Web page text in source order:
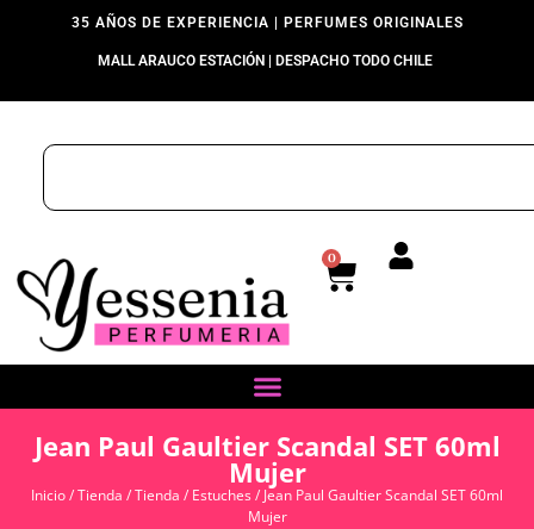
35 AÑOS DE EXPERIENCIA | PERFUMES ORIGINALES
MALL ARAUCO ESTACIÓN | DESPACHO TODO CHILE
0
Jean Paul Gaultier Scandal SET 60ml
Mujer
Inicio/Tienda /Tienda / Estuches/ Jean Paul Gaultier Scandal SET 60ml
Mujer